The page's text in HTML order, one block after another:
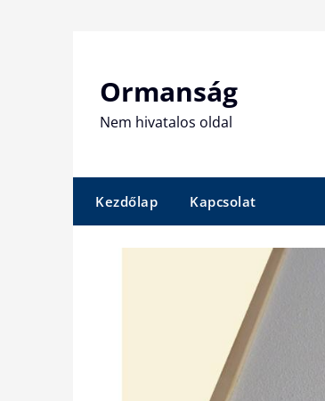
Ormanság
Nem hivatalos oldal
Kezdőlap Kapcsolat